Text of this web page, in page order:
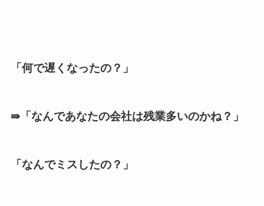
「何で遅くなったの？」
⇛「なんであなたの会社は残業多いのかね？」
「なんでミスしたの？」